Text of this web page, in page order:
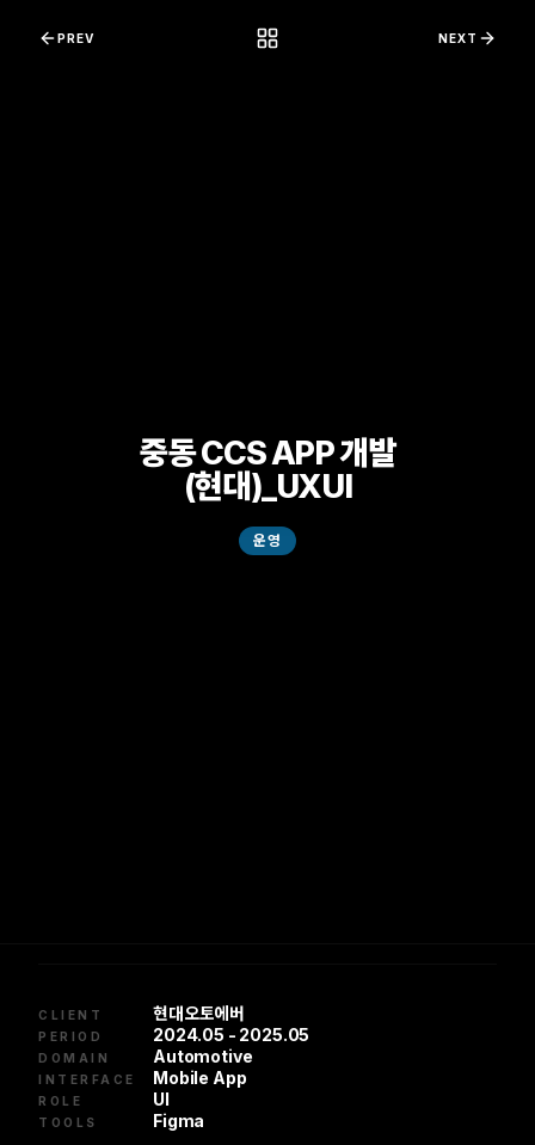
PREV NEXT
중동 CCS APP 개발
(현대)_UXUI
운영
CLIENT 현대오토에버
PERIOD 2024.05 - 2025.05
DOMAIN Automotive
INTERFACE Mobile App
ROLE UI
TOOLS Figma